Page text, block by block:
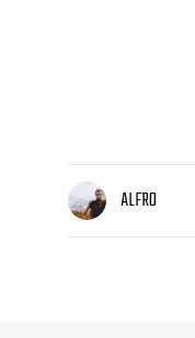
ALFRO